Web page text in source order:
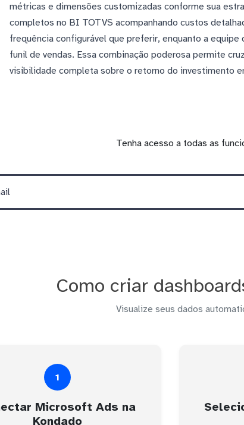
métricas e dimensões customizadas conforme sua
completos no BI TOTVS acompanhando custos
frequência configurável que preferir, enquanto a
funil de vendas. Essa combinação poderosa permite
visibilidade completa sobre o retorno do investimento
Tenha acesso a todas as
Como criar
Visualize seus dados
1
Microsoft Ads na
Kondado